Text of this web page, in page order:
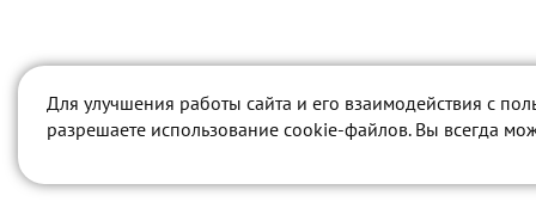
Для улучшения работы сайта и его взаимодействия с
разрешаете использование cookie-файлов. Вы всегда